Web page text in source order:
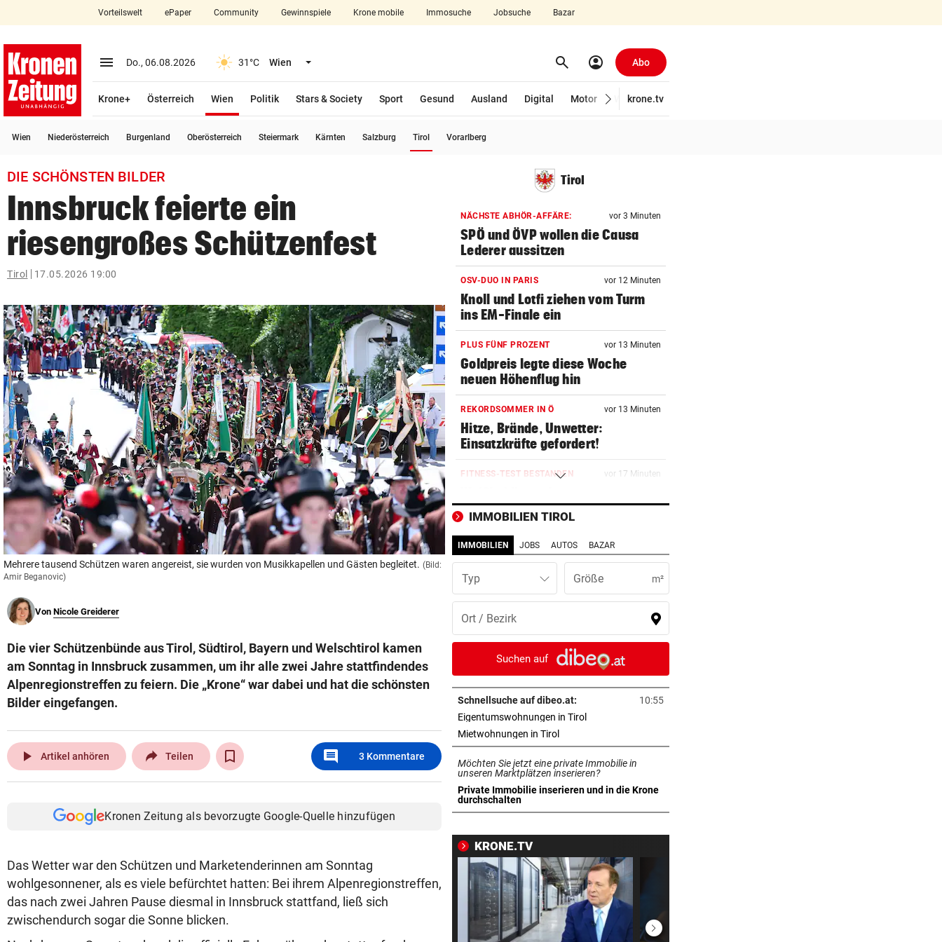
closeSchließen
account_circle Anmelden
arrow_right
search
Suchbegriff
eingeben
© Krone Multimedia GmbH & Co KG 2026
Muthgasse 2, 1190 Wien
Vorteilswelt ePaper Community Gewinnspiele Krone mobile Immosuche Jobsuche Bazar
menu Menü aufklappen
Do., 06.08.2026 31°C Wien Menü aufklappen search Suchen
account_circle Abo
Krone+ Österreich Wien
Politik
Stars & Society Sport Gesund Ausland Digital Motor Wirtschaft
krone.tv
Wien Niederösterreich Burgenland Oberösterreich Steiermark Kärnten Salzburg Tirol Vorarlberg
DIE SCHÖNSTEN BILDER
Innsbruck feierte ein
riesengroßes Schützenfest
Tirol 17.05.2026 19:00
Mehrere tausend Schützen waren angereist, sie wurden von Musikkapellen und Gästen begleitet. (Bild:
Amir Beganovic)
Von Nicole Greiderer
Die vier Schützenbünde aus Tirol, Südtirol, Bayern und Welschtirol kamen
am Sonntag in Innsbruck zusammen, um ihr alle zwei Jahre stattfindendes
Alpenregionstreffen zu feiern. Die „Krone“ war dabei und hat die schönsten
Bilder eingefangen.
play_arrow Artikel anhören Teilen comment 3 Kommentare
Kronen Zeitung als bevorzugte Google-Quelle hinzufügen
Das Wetter war den Schützen und Marketenderinnen am Sonntag
wohlgesonnener, als es viele befürchtet hatten: Bei ihrem Alpenregionstreffen,
das nach zwei Jahren Pause diesmal in Innsbruck stattfand, ließ sich
zwischendurch sogar die Sonne blicken.
Tirol
NÄCHSTE ABHÖR-AFFÄRE: vor 3 Minuten
SPÖ und ÖVP wollen die Causa
Lederer aussitzen
OSV-DUO IN PARIS vor 12 Minuten
Knoll und Lotfi ziehen vom Turm
ins EM-Finale ein
PLUS FÜNF PROZENT vor 13 Minuten
Goldpreis legte diese Woche
neuen Höhenflug hin
REKORDSOMMER IN Ö vor 13 Minuten
Hitze, Brände, Unwetter:
Einsatzkräfte gefordert!
FITNESS-TEST BESTANDEN vor 17 Minuten
Leichtathletik-EM teilnehmen
IN BACHBETT GEFANGEN
Notruf abgebrochen: Suche nach
verletztem Wanderer
11-JÄHRIGE MISSBRAUCHT vor 23 Minuten
Vater lockte Vergewaltiger auf
TikTok in Falle
vor 25 Minuten
Wasserknappheit: Sparen Sie
schon?
EINE INTERNE LÖSUNG
Pioneers Vorarlberg kennen ihren
neuen Headcoach
RAUS AUS KOMFORTZONE vor 36 Minuten
„Der nächste Schritt“:
FREIHEIT IN KASACHSTAN vor 39 Minuten
Geschenk Putins: Tigerdame
sprintet in Freiheit
VON HINTEN GEPACKT vor 41 Minuten
IMMOBILIEN TIROL
IMMOBILIEN JOBS AUTOS BAZAR
Typ m²
Suchen auf
Schnellsuche auf dibeo.at:
10:55
Eigentumswohnungen in Tirolin neuem Tab öffnen
Mietwohnungen in Tirolin neuem Tab öffnen
Möchten Sie jetzt eine private Immobilie in
unseren Marktplätzen inserieren?
Private Immobilie inserieren und in die Krone
durchschalten
in neuem Tab öffnen
KRONE.TV